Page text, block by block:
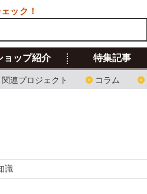
連プロジェクト コラム
ョップ紹介 特集記事
識
ック！